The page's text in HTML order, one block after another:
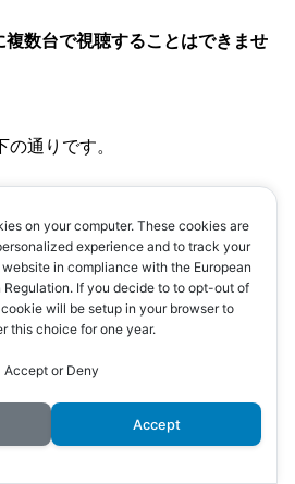
数台で視聴することはできませ
通りです。
mac）
レット（Android・iPhone/iPad・
Fire TV Stick
on your computer. These cookies are
experience and to track your
in compliance with the European
If you decide to to opt-out of
will be setup in your browser to
this choice for one year.
Accept or Deny
Accept